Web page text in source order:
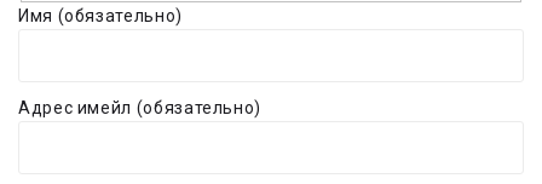
Имя (обязательно)
Адрес имейл (обязательно)